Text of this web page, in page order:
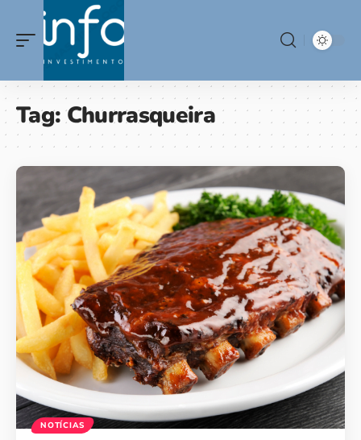
Tag:Churrasqueira
NOTÍCIAS